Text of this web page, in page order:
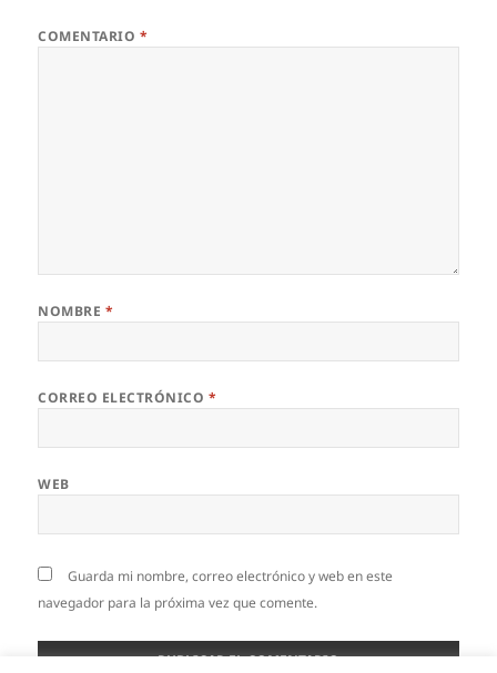
COMENTARIO *
NOMBRE *
CORREO ELECTRÓNICO *
WEB
Guarda mi nombre, correo electrónico y web en este
navegador para la próxima vez que comente.